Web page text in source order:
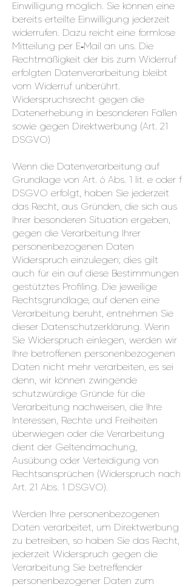
Einwilligung möglich. Sie können eine
bereits erteilte Einwilligung jederzeit
widerrufen. Dazu reicht eine formlose
Mitteilung per E‑Mail an uns. Die
Rechtmäßigkeit der bis zum Widerruf
erfolgten Datenverarbeitung bleibt
vom Widerruf unberührt.
Widerspruchsrecht gegen die
Datenerhebung in besonderen Fällen
sowie gegen Direktwerbung (Art. 21
DSGVO)
Wenn die Datenverarbeitung auf
Grundlage von Art. 6 Abs. 1 lit. e oder f
DSGVO erfolgt, haben Sie jederzeit
das Recht, aus Gründen, die sich aus
Ihrer besonderen Situation ergeben,
gegen die Verarbeitung Ihrer
personenbezogenen Daten
Widerspruch einzulegen; dies gilt
auch für ein auf diese Bestimmungen
gestütztes Profiling. Die jeweilige
Rechtsgrundlage, auf denen eine
Verarbeitung beruht, entnehmen Sie
dieser Datenschutzerklärung. Wenn
Sie Widerspruch einlegen, werden wir
Ihre betroffenen personenbezogenen
Daten nicht mehr verarbeiten, es sei
denn, wir können zwingende
schutzwürdige Gründe für die
Verarbeitung nachweisen, die Ihre
Interessen, Rechte und Freiheiten
überwiegen oder die Verarbeitung
dient der Geltendmachung,
Ausübung oder Verteidigung von
Rechtsansprüchen (Widerspruch nach
Art. 21 Abs. 1 DSGVO).
Werden Ihre personenbezogenen
Daten verarbeitet, um Direktwerbung
zu betreiben, so haben Sie das Recht,
jederzeit Widerspruch gegen die
Verarbeitung Sie betreffender
personenbezogener Daten zum